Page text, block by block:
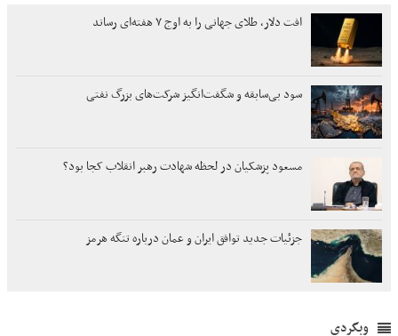
افت دلار، طلای جهانی را به اوج ۷ هفته‌ای رساند
سود بی‌سابقه و شگفت‌انگیز شرکت‌های بزرگ نفتی
مسعود پزشکیان در لحظه شهادت رهبر انقلاب کجا بود؟
جزئیات جدید توافق ایران و عمان درباره تنگه هرمز
وبگردی